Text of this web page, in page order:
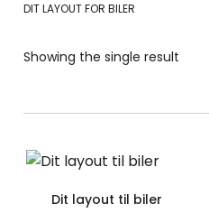
DIT LAYOUT FOR BILER
Showing the single result
Dit layout til biler